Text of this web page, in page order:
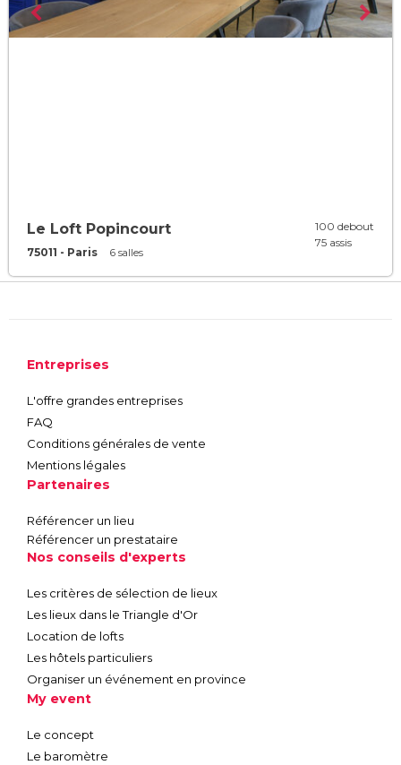
Le Loft Popincourt
75011 - Paris 6 salles
100 debout
75 assis
Entreprises
L'offre grandes entreprises
FAQ
Conditions générales de vente
Mentions légales
Partenaires
Référencer un lieu
Référencer un prestataire
Nos conseils d'experts
Les critères de sélection de lieux
Les lieux dans le Triangle d'Or
Location de lofts
Les hôtels particuliers
Organiser un événement en province
My event
Le concept
Le baromètre